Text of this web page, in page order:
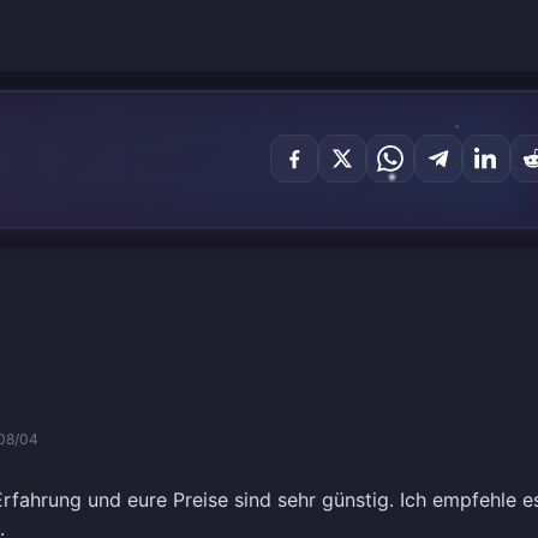
04
und eure Preise sind sehr günstig. Ich empfehle